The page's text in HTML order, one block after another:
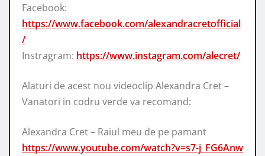
Facebook:
https://www.facebook.com/alexandracretofficial
/
Instragram: https://www.instagram.com/alecret/
Alaturi de acest nou videoclip Alexandra Cret –
Vanatori in codru verde va recomand:
Alexandra Cret – Raiul meu de pe pamant
https://www.youtube.com/watch?v=s7-j_FG6Anw